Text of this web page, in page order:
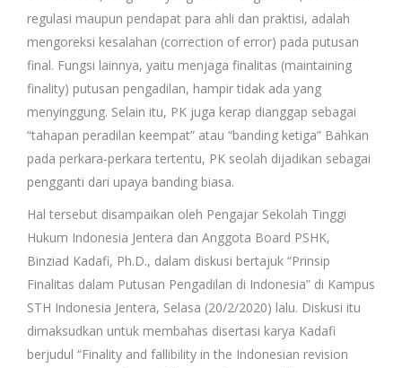
regulasi maupun pendapat para ahli dan praktisi, adalah
mengoreksi kesalahan (correction of error) pada putusan
final. Fungsi lainnya, yaitu menjaga finalitas (maintaining
finality) putusan pengadilan, hampir tidak ada yang
menyinggung. Selain itu, PK juga kerap dianggap sebagai
“tahapan peradilan keempat” atau “banding ketiga” Bahkan
pada perkara-perkara tertentu, PK seolah dijadikan sebagai
pengganti dari upaya banding biasa.
Hal tersebut disampaikan oleh Pengajar Sekolah Tinggi
Hukum Indonesia Jentera dan Anggota Board PSHK,
Binziad Kadafi, Ph.D., dalam diskusi bertajuk “Prinsip
Finalitas dalam Putusan Pengadilan di Indonesia” di Kampus
STH Indonesia Jentera, Selasa (20/2/2020) lalu. Diskusi itu
dimaksudkan untuk membahas disertasi karya Kadafi
berjudul “Finality and fallibility in the Indonesian revision